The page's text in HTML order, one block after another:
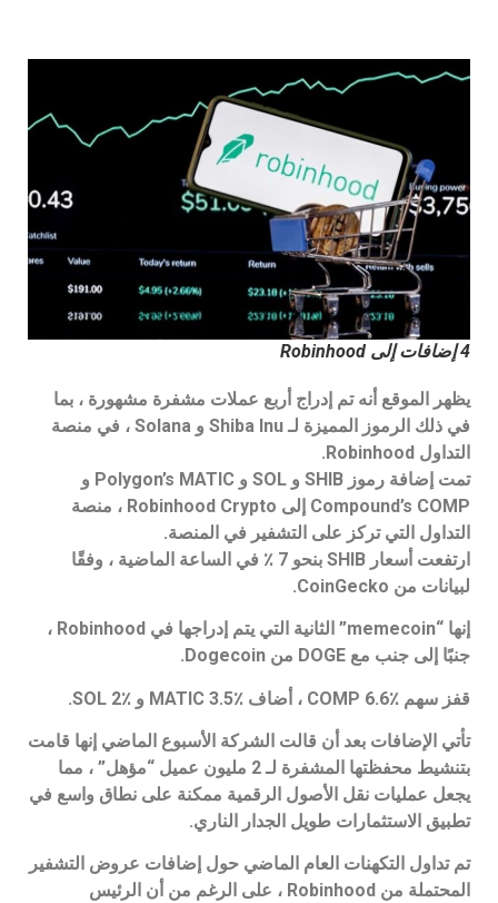
4 إضافات إلى Robinhood
يظهر الموقع أنه تم إدراج أربع عملات مشفرة مشهورة ، بما
في ذلك الرموز المميزة لـ Shiba Inu و Solana ، في منصة
التداول Robinhood.
تمت إضافة رموز SHIB و SOL و Polygon’s MATIC و
Compound’s COMP إلى Robinhood Crypto ، منصة
التداول التي تركز على التشفير في المنصة.
ارتفعت أسعار SHIB بنحو 7 ٪ في الساعة الماضية ، وفقًا
لبيانات من CoinGecko.
إنها “memecoin” الثانية التي يتم إدراجها في Robinhood ،
جنبًا إلى جنب مع DOGE من Dogecoin.
قفز سهم COMP 6.6٪ ، أضاف MATIC 3.5٪ و SOL 2٪.
تأتي الإضافات بعد أن قالت الشركة الأسبوع الماضي إنها قامت
بتنشيط محفظتها المشفرة لـ 2 مليون عميل “مؤهل” ، مما
يجعل عمليات نقل الأصول الرقمية ممكنة على نطاق واسع في
تطبيق الاستثمارات طويل الجدار الناري.
تم تداول التكهنات العام الماضي حول إضافات عروض التشفير
المحتملة من Robinhood ، على الرغم من أن الرئيس